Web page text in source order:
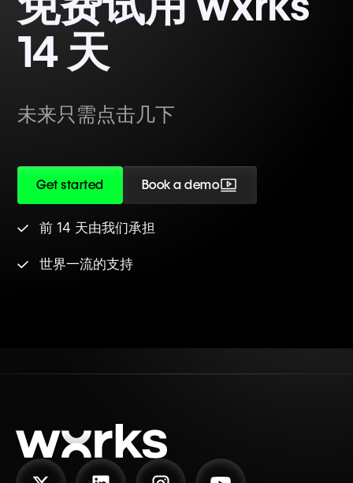
14 天
未来只需点击几下
Get started Book a demo
前 14 天由我们承担
世界一流的支持